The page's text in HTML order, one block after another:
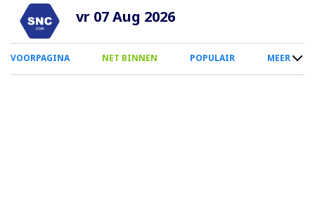
Overslaan
naar
inhoud
vr 07 Aug 2026
0
Smartphone
VOORPAGINA NET BINNEN POPULAIR MEER